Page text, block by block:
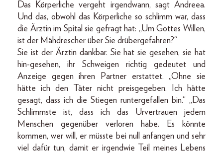
Das Körperliche vergeht irgendwann, sagt Andreea.
Und das, obwohl das Körperliche so schlimm war, dass
die Ärztin im Spital sie gefragt hat: „Um Gottes Willen,
ist der Mähdrescher über Sie drübergefahren?“
Sie ist der Ärztin dankbar. Sie hat sie gesehen, sie hat
hin-gesehen, ihr Schweigen richtig gedeutet und
Anzeige gegen ihren Partner erstattet. „Ohne sie
hätte ich den Täter nicht preisgegeben. Ich hätte
gesagt, dass ich die Stiegen runtergefallen bin.“ „Das
Schlimmste ist, dass ich das Urvertrauen jedem
Menschen gegenüber verloren habe. Es könnte
kommen, wer will, er müsste bei null anfangen und sehr
viel dafür tun, damit er irgendwie Teil meines Lebens